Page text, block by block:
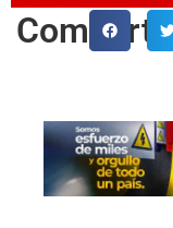
Comparte